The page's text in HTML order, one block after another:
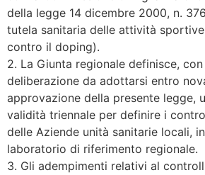
della legge 14 dicembre 2000, n.
tutela sanitaria delle attività
contro il doping).
2. La Giunta regionale definisce,
deliberazione da adottarsi entro
approvazione della presente legge,
validità triennale per definire i
delle Aziende unità sanitarie locali,
laboratorio di riferimento regionale.
3. Gli adempimenti relativi al